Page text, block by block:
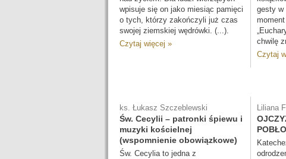
wpisuje się on jako miesiąc pamięci
o tych, którzy zakończyli już czas
swojej ziemskiej wędrówki. (...).
Czytaj więcej »
gesty w
chwilę
Czytaj
ks. Łukasz Szczeblewski
Św. Cecylii – patronki śpiewu i
muzyki kościelnej
(wspomnienie obowiązkowe)
Św. Cecylia to jedna z
Liliana